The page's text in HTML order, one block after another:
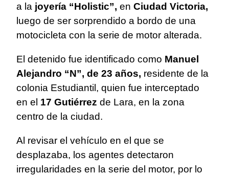
a la joyería “Holistic”, en Ciudad Victoria,
luego de ser sorprendido a bordo de una
motocicleta con la serie de motor alterada.
El detenido fue identificado como Manuel
Alejandro “N”, de 23 años, residente de la
colonia Estudiantil, quien fue interceptado
en el 17 Gutiérrez de Lara, en la zona
centro de la ciudad.
Al revisar el vehículo en el que se
desplazaba, los agentes detectaron
irregularidades en la serie del motor, por lo